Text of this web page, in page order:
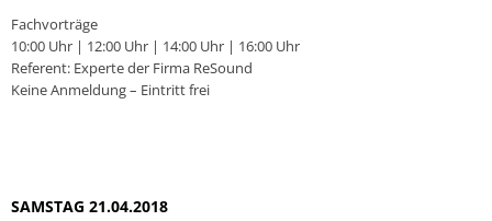
Fachvorträge
10:00 Uhr | 12:00 Uhr | 14:00 Uhr | 16:00 Uhr
Referent: Experte der Firma ReSound
Keine Anmeldung – Eintritt frei
SAMSTAG 21.04.2018